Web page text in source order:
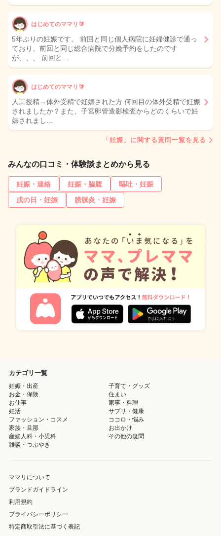
はじめてのママリ🔰
5年ぶりの妊娠です。 前回と同じ個人病院に妊婦健診で通っ
ており、前回と同じ総合病院で分娩予約をしたのです
が、、、 前回と…
はじめてのママリ🔰
人工授精→体外受精で妊娠された方 何回目の体外受精で妊娠
されましたか？また、子宮卵管造影検査からどのくらいで妊
娠されまし…
「妊娠」に関する質問一覧を見る
みんなの口コミ・体験談まとめから見る
妊娠・連絡 妊娠・脇腹
嘔吐・妊娠
戌の日・妊娠
膀胱炎・妊娠
カテゴリ一覧
妊娠・出産
子育て・グッズ
お金・保険
住まい
お仕事
家事・料理
妊活
サプリ・健康
ファッション・コスメ
ココロ・悩み
家族・旦那
お出かけ
産婦人科・小児科
その他の疑問
雑談・つぶやき
ママリについて
ブランドガイドライン
利用規約
プライバシーポリシー
特定商取引法に基づく表記